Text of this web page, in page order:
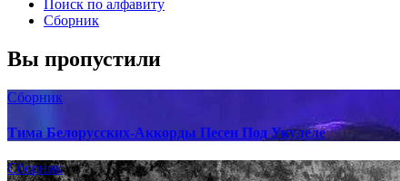
Поиск по алфавиту
Сборник
Вы пропустили
Сборник
Тима Белорусских-Аккорды Песен Под Укулеле
Сборник